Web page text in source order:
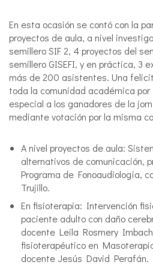
En esta ocasión se contó con la
proyectos de aula, a nivel
semillero SIF 2, 4 proyectos del
semillero GISEFI, y en práctica, 3
más de 200 asistentes. Una
toda la comunidad académica
especial a los ganadores de la
mediante votación por la misma
A nivel proyectos de aula:
alternativos de comunicación,
Programa de Fonoaudiología,
Trujillo.
En fisioterapia: Intervención
paciente adulto con daño
docente Leila Rosmery
fisioterapéutico en
docente Jesús David Perafán.